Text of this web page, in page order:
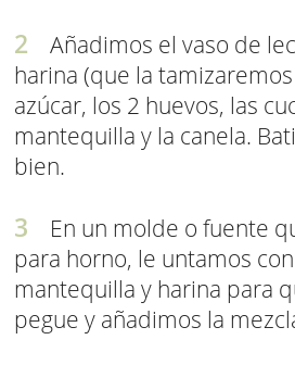
Añadimos el vaso de
harina (que la
azúcar, los 2 huevos, las
mantequilla y la canela.
bien.
En un molde o fuente
para horno, le untamos
mantequilla y harina para
pegue y añadimos la